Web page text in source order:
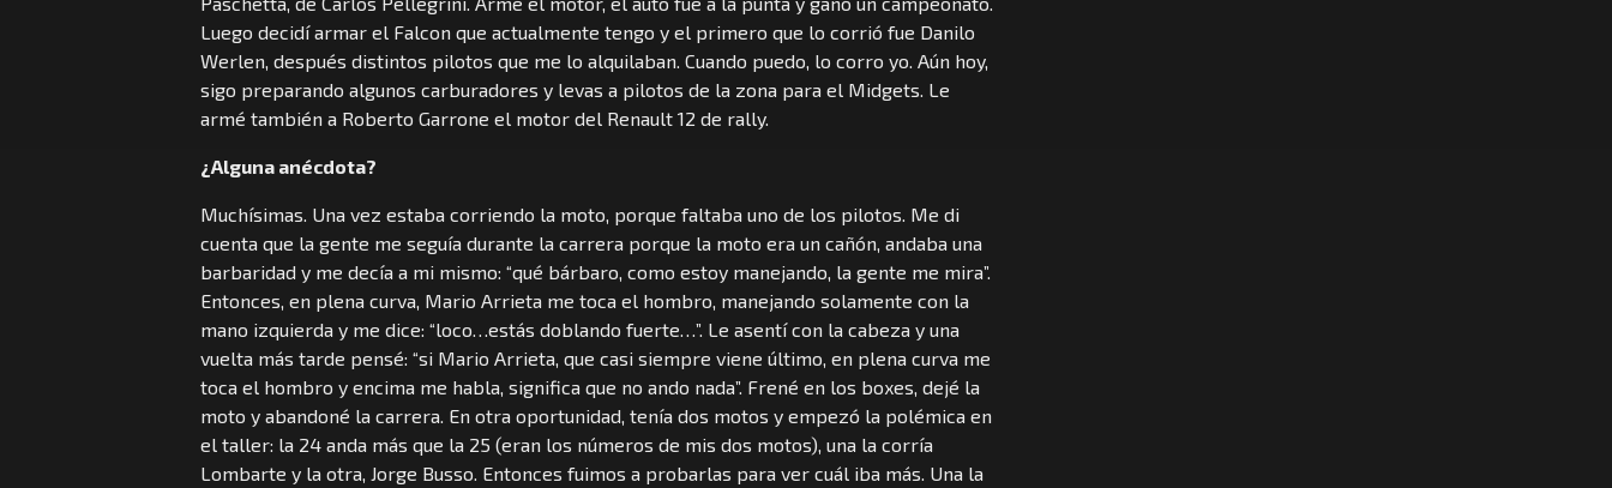
Luego decidí armar el Falcon que actualmente tengo y el primero que lo corrió fue Danilo
Werlen, después distintos pilotos que me lo alquilaban. Cuando puedo, lo corro yo. Aún hoy,
sigo preparando algunos carburadores y levas a pilotos de la zona para el Midgets. Le
armé también a Roberto Garrone el motor del Renault 12 de rally.
¿Alguna anécdota?
Muchísimas. Una vez estaba corriendo la moto, porque faltaba uno de los pilotos. Me di
cuenta que la gente me seguía durante la carrera porque la moto era un cañón, andaba una
barbaridad y me decía a mi mismo: “qué bárbaro, como estoy manejando, la gente me mira”.
Entonces, en plena curva, Mario Arrieta me toca el hombro, manejando solamente con la
mano izquierda y me dice: “loco…estás doblando fuerte…”. Le asentí con la cabeza y una
vuelta más tarde pensé: “si Mario Arrieta, que casi siempre viene último, en plena curva me
toca el hombro y encima me habla, significa que no ando nada”. Frené en los boxes, dejé la
moto y abandoné la carrera. En otra oportunidad, tenía dos motos y empezó la polémica en
el taller: la 24 anda más que la 25 (eran los números de mis dos motos), una la corría
Lombarte y la otra, Jorge Busso. Entonces fuimos a probarlas para ver cuál iba más. Una la